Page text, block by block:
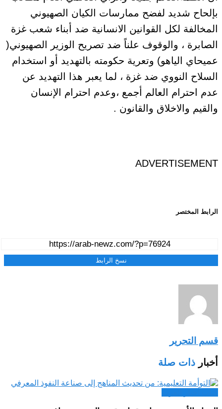
بإلحاح شديد لفضح ممارسات الكيان الصهيوني
المخالفة لكل القوانين الانسانية ضد أبناء شعب غزة
الصابرة ، والوقوف علناً ضد تصريح الوزير الصهيوني(
عميحاي الياهو) وتعرية حكومته بالتهديد أو استخدام
السلاح النووي ضد غزة ، لما يعبر هذا التهديد عن
عدم احترام العالم أجمع ،وعدم احترام الإنسان
والقيم والاخلاق والقانون .
ADVERTISEMENT
الرابط المختصر
نسخ الرابط
قسم التحرير
أخبار ذات صلة